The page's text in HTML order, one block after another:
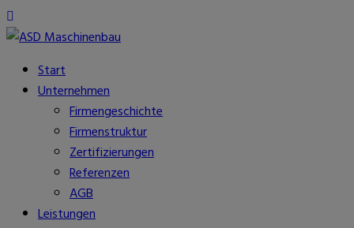
Start
Unternehmen
Firmengeschichte
Firmenstruktur
Zertifizierungen
Referenzen
AGB
Leistungen